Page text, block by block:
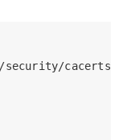
security/cacerts